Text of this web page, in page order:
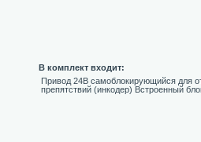
В комплект входит:
Привод 24В самоблокирующийся для
препятствий (инкодер) Встроенный